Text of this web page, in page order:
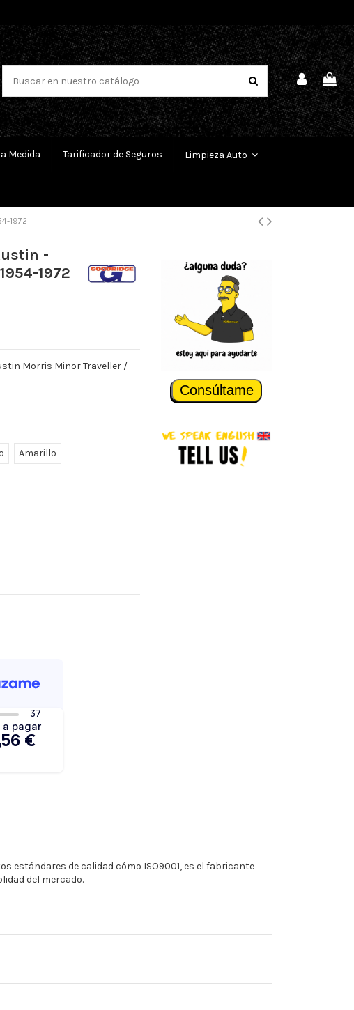
Medida Tarificador de Seguros Limpieza Auto
1972
-
1972
Morris Minor Traveller /
Amarillo
Consúltame
estándares de calidad cómo ISO9001, es el fabricante
del mercado.